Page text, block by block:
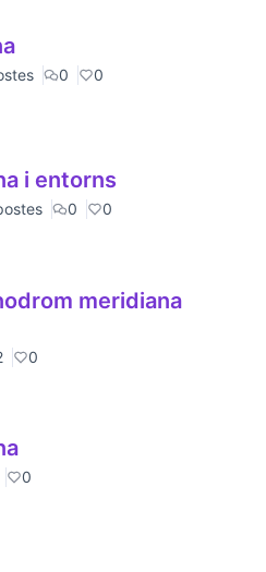
0 0
i entorns
0 0
meridiana
0
0